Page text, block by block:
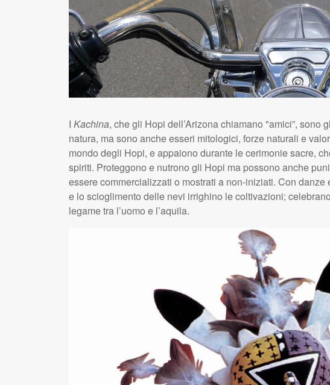
I Kachina, che gli Hopi dell’Arizona chiamano "amici”,
natura, ma sono anche esseri mitologici, forze naturali e
mondo degli Hopi, e appaiono durante le cerimonie sacre,
spiriti. Proteggono e nutrono gli Hopi ma possono anche
essere commercializzati o mostrati a non-iniziati. Con
e lo scioglimento delle nevi irrighino le coltivazioni;
legame tra l’uomo e l’aquila.